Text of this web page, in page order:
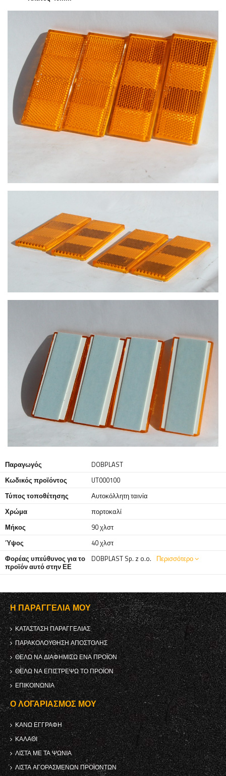
Παραγωγός
DOBPLAST
Κωδικός προϊόντος
UT000100
Τύπος τοποθέτησης
Αυτοκόλλητη ταινία
Χρώμα
πορτοκαλί
Μήκος
90 χλστ
Ύψος
40 χλστ
Φορέας υπεύθυνος για το
προϊόν αυτό στην ΕΕ
DOBPLAST Sp. z o.o. Περισσότερο
Η ΠΑΡΑΓΓΕΛΊΑ ΜΟΥ
ΚΑΤΆΣΤΑΣΗ ΠΑΡΑΓΓΕΛΊΑΣ
ΠΑΡΑΚΟΛΟΎΘΗΣΗ ΑΠΟΣΤΟΛΉΣ
ΘΈΛΩ ΝΑ ΔΙΑΦΗΜΊΣΩ ΈΝΑ ΠΡΟΪΌΝ
ΘΈΛΩ ΝΑ ΕΠΙΣΤΡΈΨΩ ΤΟ ΠΡΟΪΌΝ
ΕΠΙΚΟΙΝΩΝΊΑ
Ο ΛΟΓΑΡΙΑΣΜΌΣ ΜΟΥ
ΚΑΝΩ ΕΓΓΡΑΦΗ
ΚΑΛΆΘΙ
ΛΊΣΤΑ ΜΕ ΤΑ ΨΏΝΙΑ
ΛΊΣΤΑ ΑΓΟΡΑΣΜΈΝΩΝ ΠΡΟΪΌΝΤΩΝ